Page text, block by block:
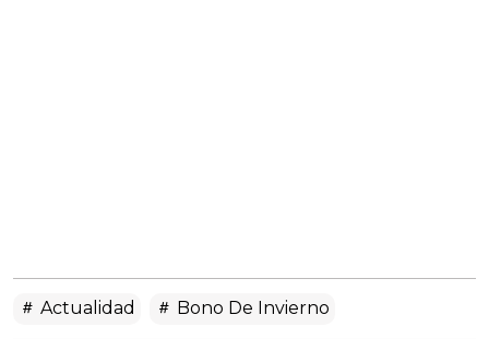
Actualidad Bono De Invierno